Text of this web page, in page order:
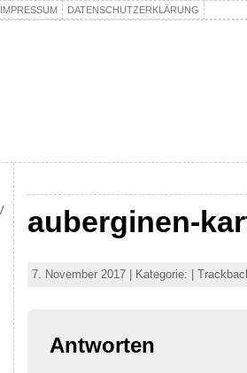
IMPRESSUM DATENSCHUTZERKLÄRUNG
auberginen-
7. November 2017 | Kategorie: |
Antworten